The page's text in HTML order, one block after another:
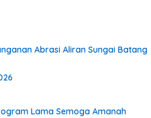
Abrasi Aliran Sungai Batang
Lama Semoga Amanah